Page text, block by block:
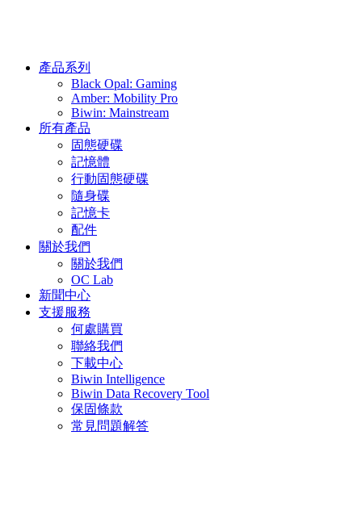
產品系列
Black Opal: Gaming
Amber: Mobility Pro
Biwin: Mainstream
所有產品
固態硬碟
記憶體
行動固態硬碟
隨身碟
記憶卡
配件
關於我們
關於我們
OC Lab
新聞中心
支援服務
何處購買
聯絡我們
下載中心
Biwin Intelligence
Biwin Data Recovery Tool
保固條款
常見問題解答